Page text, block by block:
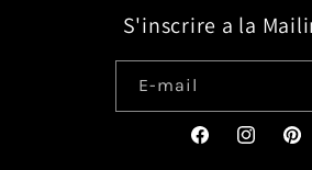
S'inscrire a la
E-mail
FacebookInstagram